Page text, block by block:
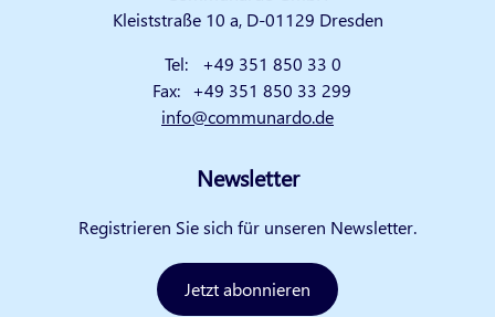
Kleiststraße 10 a, D-01129 Dresden
Tel:
+49 351 850 33 0
Fax: +49 351 850 33 299
info@communardo.de
Newsletter
Registrieren Sie sich für unseren Newsletter.
Jetzt abonnieren